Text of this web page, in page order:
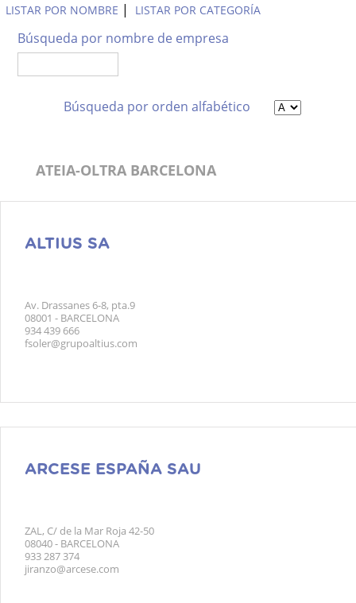
LISTAR POR NOMBRE | LISTAR POR CATEGORÍA
Búsqueda por nombre de empresa
Búsqueda por orden alfabético
ATEIA-OLTRA BARCELONA
ALTIUS SA
Av. Drassanes 6-8, pta.9
08001 - BARCELONA
934 439 666
fsoler@grupoaltius.com
ARCESE ESPAÑA SAU
ZAL, C/ de la Mar Roja 42-50
08040 - BARCELONA
933 287 374
jiranzo@arcese.com